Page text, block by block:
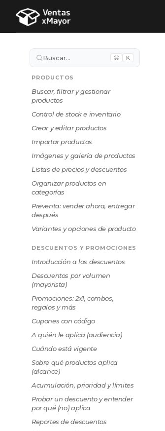
Buscar… ⌘ K
PRODUCTOS
Buscar, filtrar y gestionar
productos
Control de stock e inventario
Crear y editar productos
Importar productos
Imágenes y galería de productos
Listas de precios y descuentos
Organizar productos en
categorías
Preventa: vender ahora, entregar
después
Variantes y opciones de producto
DESCUENTOS Y PROMOCIONES
Introducción a los descuentos
Descuentos por volumen
(mayorista)
Promociones: 2x1, combos,
regalos y más
Cupones con código
A quién le aplica (audiencia)
Cuándo está vigente
Sobre qué productos aplica
(alcance)
Acumulación, prioridad y límites
Probar un descuento y entender
por qué (no) aplica
Reportes de descuentos